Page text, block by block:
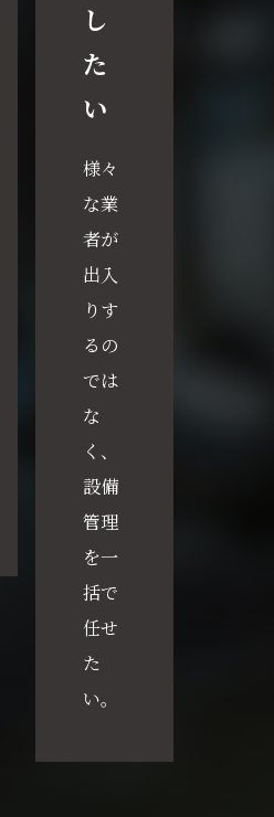
し
た
い
様々
な業
者が
出入
りす
るの
では
な
く、
設備
管理
を一
括で
任せ
た
い。